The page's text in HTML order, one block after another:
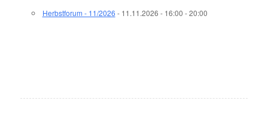
Herbstforum - 11/2026 - 11.11.2026 - 16:00 - 20:00